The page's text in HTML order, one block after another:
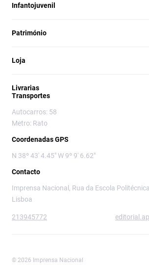
Infantojuvenil
Património
Loja
Livrarias
Transportes
Autocarros: 58
Metro: Rato
Coordenadas GPS
N 38º 43' 4.45" W 9º 9' 6.62"
Contacto
Imprensa Nacional, Rua da Escola
Lisboa
213945772
© 2026 Imprensa Nacional